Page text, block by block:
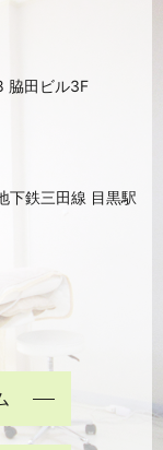
脇田ビル3F
下鉄三田線 目黒駅